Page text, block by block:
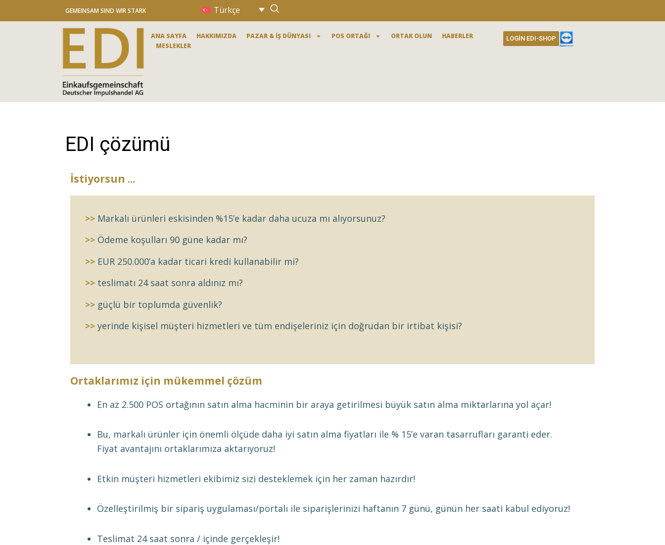
atla
GEMEINSAM SIND WIR STARK Türkçe
ANA SAYFA HAKKIMIZDA PAZAR & İŞ DÜNYASI POS ORTAĞI ORTAK OLUN
HABERLER
MESLEKLER
LOGIN EDI-SHOP
EDI çözümü
İstiyorsun ...
>> Markalı ürünleri eskisinden %15’e kadar daha ucuza mı alıyorsunuz?
>> Ödeme koşulları 90 güne kadar mı?
>> EUR 250.000’a kadar ticari kredi kullanabilir mi?
>> teslimatı 24 saat sonra aldınız mı?
>> güçlü bir toplumda güvenlik?
>> yerinde kişisel müşteri hizmetleri ve tüm endişeleriniz için doğrudan bir irtibat kişisi?
Ortaklarımız için mükemmel çözüm
En az 2.500 POS ortağının satın alma hacminin bir araya getirilmesi büyük satın alma miktarlarına yol açar!
Bu, markalı ürünler için önemli ölçüde daha iyi satın alma fiyatları ile % 15’e varan tasarrufları garanti eder.
Fiyat avantajını ortaklarımıza aktarıyoruz!
Etkin müşteri hizmetleri ekibimiz sizi desteklemek için her zaman hazırdır!
Özelleştirilmiş bir sipariş uygulaması/portalı ile siparişlerinizi haftanın 7 günü, günün her saati kabul ediyoruz!
Teslimat 24 saat sonra / içinde gerçekleşir!